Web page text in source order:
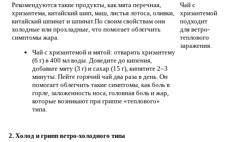
Рекомендуются такие продукты, как мята перечная,
хризантема, китайский шип, маш, листья лотоса, оливки,
китайский шпинат и шпинат.По своим свойствам они
холодные или прохладные, что помогает облегчить
симптомы жара.
Чай с хризантемой и мятой: отварить хризантему
(6 г) в 400 мл воды. Доведите до кипения,
добавьте мяту (3 г) и сахар (15 г), кипятите 2–3
минуты. Пейте горячий чай два раза в день. Он
помогает облегчить такие симптомы, как боль в
горле, заложенность носа, головная боль и жар,
которые возникают при гриппе «теплового»
типа.
Чай с
хризантемой
подходит
для ветро-
теплового
заражения.
2. Холод и грипп ветро-холодного типа